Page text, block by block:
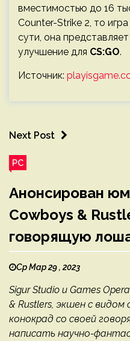
вместимостью до 16
Counter-Strike 2, то
сути, она
улучшение для CS:GO.
Источник:
Next Post
PC
Анонсирован
Cowboys &
говорящую
Ср Мар 29 , 2023
Sigur Studio и Games
& Rustlers, экшен с видом
конокрад со своей
написать научно-